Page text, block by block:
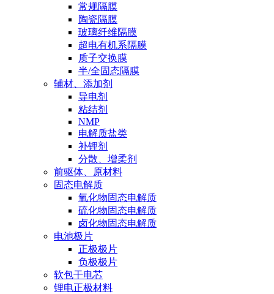
常规隔膜
陶瓷隔膜
玻璃纤维隔膜
超电有机系隔膜
质子交换膜
半/全固态隔膜
辅材、添加剂
导电剂
粘结剂
NMP
电解质盐类
补锂剂
分散、增柔剂
前驱体、原材料
固态电解质
氧化物固态电解质
硫化物固态电解质
卤化物固态电解质
电池极片
正极极片
负极极片
软包干电芯
锂电正极材料